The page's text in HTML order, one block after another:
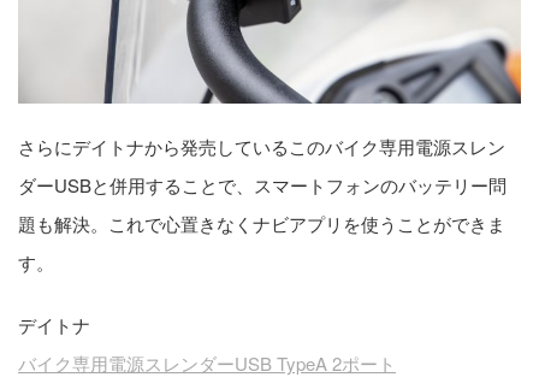
さらにデイトナから発売しているこのバイク専用電源スレン
ダーUSBと併用することで、スマートフォンのバッテリー問
題も解決。これで心置きなくナビアプリを使うことができま
す。
デイトナ
バイク専用電源スレンダーUSB TypeA 2ポート